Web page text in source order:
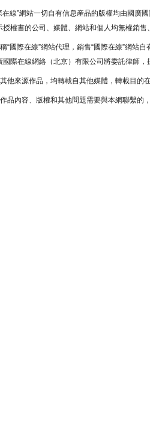
在線”網站一切自有信息産品的版權均由國廣
授權書的公司、媒體、網站和個人均無權銷售
“國際在線”網站代理，銷售“國際在線”網站
國際在線網絡（北京）有限公司將委託律師，
他來源作品，均轉載自其他媒體，轉載目的
品內容、版權和其他問題需要與本網聯繫的